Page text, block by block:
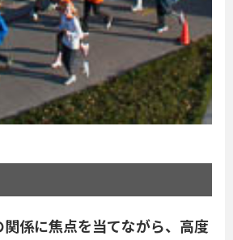
関係に焦点を当てながら、高度